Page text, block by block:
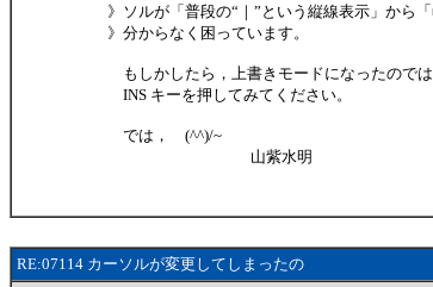
》ソルが「普段の“｜”という縦線表示」から
》分からなく困っています。
もしかしたら，上書きモードになったのでは
INS キーを押してみてください。
では， (^^)/~
山紫水明
RE:07114 カーソルが変更してしまったの